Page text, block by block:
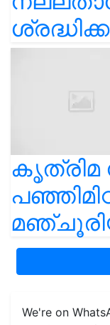
കൃത്രിമ
We're on